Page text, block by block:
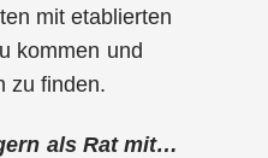
mit etablierten
kommen und
zu finden.
als Rat mit…